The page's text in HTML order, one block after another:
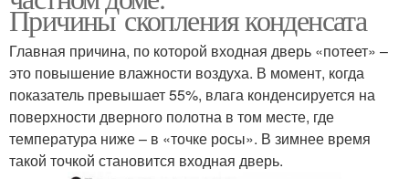
Причины скопления конденсата
Главная причина, по которой входная дверь «потеет» –
это повышение влажности воздуха. В момент, когда
показатель превышает 55%, влага конденсируется на
поверхности дверного полотна в том месте, где
температура ниже – в «точке росы». В зимнее время
такой точкой становится входная дверь.